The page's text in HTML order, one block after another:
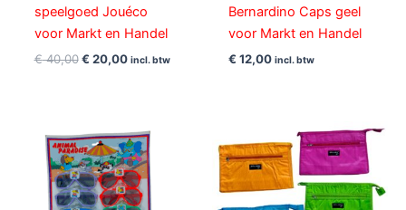
speelgoed Jouéco
voor Markt en Handel
€40,00 € 20,00 incl. btw
Bernardino Caps geel
voor Markt en Handel
€ 12,00 incl. btw